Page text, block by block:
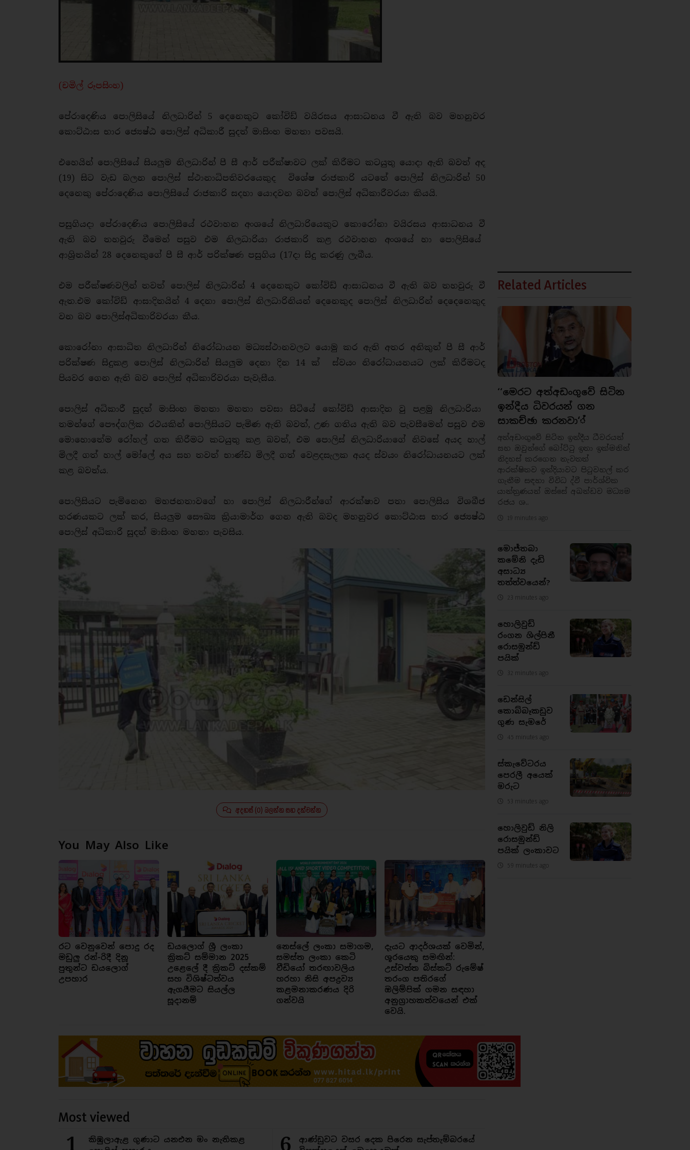
(චමිල් රූපසිංහ)
පේරාදෙණිය පොලිසියේ නිලධාරින් 5 දෙනෙකුට කෝවිඩ් වයිරසය ආසාධනය වී ඇති බව මහනුවර
කොට්ඨාස භාර ජ්‍යෙෂ්ඨ පොලිස් අධිකාරී සුදත් මාසිංහ මහතා පවසයි.
එහෙයින් පොලිසියේ සියලුම නිලධාරින් පී සී ආර් පරීක්ෂාවට ලක් කිරීමට කටයුතු යොදා ඇති බවත් අද
(19) සිට වැඩ බලන පොලිස් ස්ථානාධිපතිවරයෙකුද විශේෂ රාජකාරි යටතේ පොලිස් නිලධාරින් 50
දෙනෙකු පේරාදෙණිය පොලිසියේ රාජකාරි සදහා යොදවන බවත් පොලිස් අධිකාරීවරයා කියයි.
පසුගියදා පේරාදෙණිය පොලිසියේ රථවාහන අංශයේ නිලධාරියෙකුට කොරෝනා වයිරසය ආසාධනය වී
ඇති බව තහවුරු වීමෙන් පසුව එම නිලධාරියා රාජකාරි කළ රථවාහන අංශයේ හා පොලිසියේ
ආශ්‍රිතයින් 28 දෙනෙකුගේ පී සී ආර් පරික්ෂණ පසුගිය (17දා සිදු කරණු ලැබීය.
එම පරීක්ෂණවලින් තවත් පොලිස් නිලධාරින් 4 දෙනෙකුට කෝවිඩ් ආසාධනය වී ඇති බව තහවුරු වී
ඇත.එම කෝවිඩ් ආසාදිතයින් 4 දෙනා පොලිස් නිලධාරිනියන් දෙනෙකුද පොලිස් නිලධාරින් දෙදෙනෙකුද
වන බව පොලිස්අධිකාරිවරයා කීය.
කොරෝනා ආසාධිත නිලධාරින් නිරෝධායන මධ්‍යස්ථානවලට යොමු කර ඇති අතර අනිකුත් පී සී ආර්
පරික්ෂණ සිදුකළ පොලිස් නිලධාරින් සියලුම දෙනා දින 14 ක් ස්වයං නිරෝධායනයට ලක් කිරීමටද
පියවර ගෙන ඇති බව පොලිස් අධිකාරිවරයා පැවැසීය.
පොලිස් අධිකාරී සුදත් මාසිංහ මහතා මහතා පවසා සිටියේ කෝවිඩ් ආසාදිත වු පළමු නිලධාරියා
තමන්ගේ පෞද්ගලික රථයකින් පොලිසියට පැමිණ ඇති බවත්, උණ ගතිය ඇති බව පැවසීමෙන් පසුව එම
මොහොතේම රෝහල් ගත කිරීමට කටයුතු කළ බවත්, එම පොලිස් නිලධාරියාගේ නිවසේ අයද හාල්
මිලදී ගත් හාල් මෝලේ අය සහ තවත් භාණ්ඩ මිලදී ගත් වෙළදසැලක අයද ස්වයං නිරෝධායනයට ලක්
කළ බවත්ය.
පොලිසියට පැමිනෙන මහජනතාවගේ හා පොලිස් නිලධාරීන්ගේ ආරක්ෂාව පතා පොලිසිය විශබීජ
හරණයකට ලක් කර, සියලුම සෞඛ්‍ය ක්‍රියාමාර්ග ගෙන ඇති බවද මහනුවර කොට්ඨාස භාර ජ්‍යෙෂ්ඨ
පොලිස් අධිකාරී සුදත් මාසිංහ මහතා පැවසිය.
අදහස් (0) බලන්න සහ දක්වන්න
You May Also Like
රට වෙනුවෙන් පොදු රද
මඩුලු රන්-රිදී දිනූ
පුතුන්ට ඩයලොග්
උපහාර
ඩයලොග් ශ්‍රී ලංකා
ක්‍රිකට් සම්මාන 2025
උළෙලේ දී ක්‍රිකට් දස්කම්
සහ විශිෂ්ටත්වය
ඇගයීමට සියල්ල
සූදානම්
නෙස්ලේ ලංකා සමාගම,
සමස්ත ලංකා කෙටි
වීඩියෝ තරඟාවලිය
හරහා නිසි අපද්‍රව්‍ය
කළමනාකරණය දිරි
ගන්වයි
දැයට ආදර්ශයක් වෙමින්,
ශූරයෙකු සමඟින්:
උස්වත්ත බිස්කට් රුමේෂ්
තරංග පතිරගේ
ඔලිම්පික් ගමන සඳහා
අනුග්‍රාහකත්වයෙන් එක්
වෙයි.
Most viewed
1
කිඹුලාඇළ ගුණාට යනඑන මං නැතිකළ
6
ආණ්ඩුවට වසර දෙක පිරෙන සැප්තැම්බරයේ
Related Articles
‘‘මෙරට අත්අඩංගුවේ සිටින
ඉන්දීය ධිවරයන් ගන
සාකච්ඡා කරනවා‘්
අත්අඩංගුවේ සිටින ඉන්දීය ධීවරයන්
සහ ඔවුන්ගේ බෝට්ටු ඉතා ඉක්මනින්
නිදහස් කරගෙන නැවතත්
ආරක්ෂිතව ඉන්දියාවට පිටුවහල් කර
ගැනීම සඳහා විවිධ ද්වී පාර්ශ්වික
යාන්ත්‍රණයන් ඔස්සේ අඛන්ඩව මධ්‍යම
රජය ශ..
19 minutes ago
මොජ්තබා
කමේනි දැඩි
අසාධ්‍ය
තත්ත්වයෙන්?
23 minutes ago
හොලිවුඩ්
රංගන ශිල්පිනී
රොසමුන්ඩ්
පයික්
32 minutes ago
ඩෙන්සිල්
කොබ්බෑකඩුව
ගුණ සැමරේ
45 minutes ago
ස්කැවේටරය
පෙරලී අයෙක්
මරුට
53 minutes ago
හොලිවුඩ් නිලි
රොසමුන්ඩ්
පයික් ලංකාවට
59 minutes ago